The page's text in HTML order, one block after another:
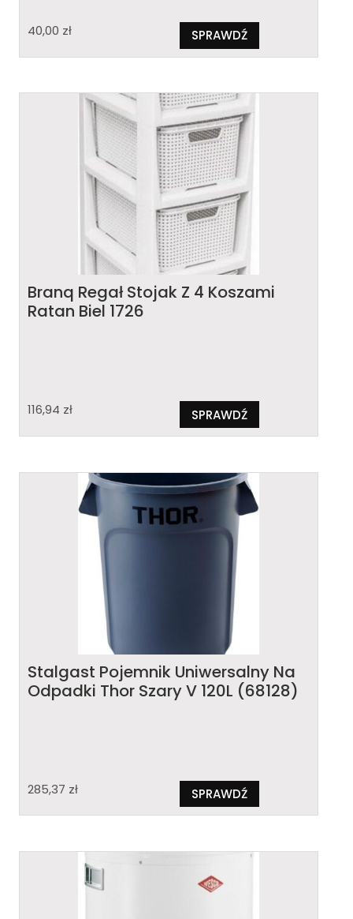
40,00 zł SPRAWDŹ
Branq Regał Stojak Z 4 Koszami
Ratan Biel 1726
116,94 zł SPRAWDŹ
Stalgast Pojemnik Uniwersalny Na
Odpadki Thor Szary V 120L (68128)
285,37 zł SPRAWDŹ